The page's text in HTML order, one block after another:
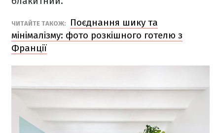
ЧИТАЙТЕ ТАКОЖ:
Поєднання шику та
мінімалізму: фото розкішного готелю з
Франції